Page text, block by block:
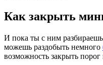
Как закрыть
И пока ты с ним
можешь раздобыть немного
возможность закрыть